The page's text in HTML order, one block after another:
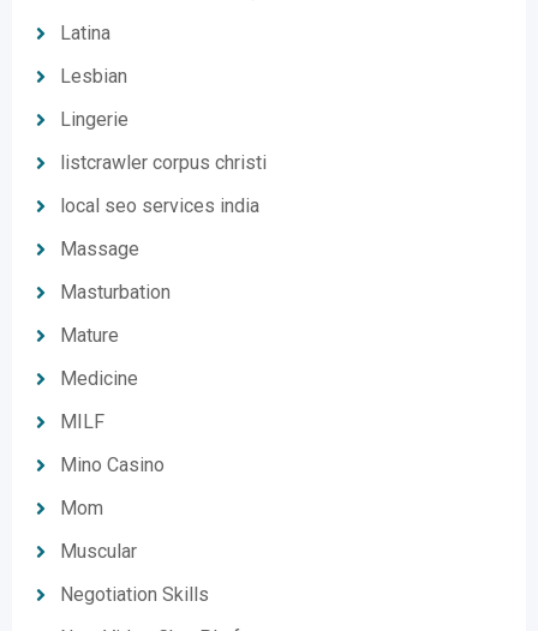
Latina
Lesbian
Lingerie
listcrawler corpus christi
local seo services india
Massage
Masturbation
Mature
Medicine
MILF
Mino Casino
Mom
Muscular
Negotiation Skills